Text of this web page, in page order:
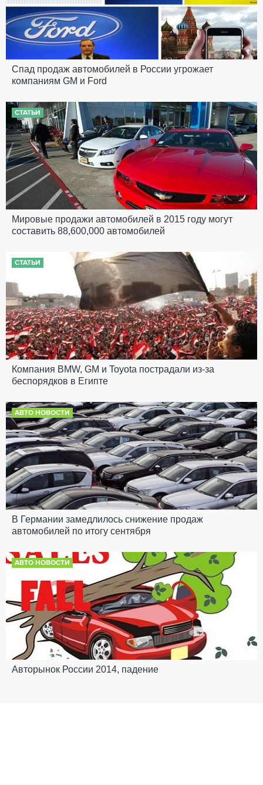
Спад продаж автомобилей в России угрожает
компаниям GM и Ford
СТАТЬИ
Мировые продажи автомобилей в 2015 году могут
составить 88,600,000 автомобилей
СТАТЬИ
Компания BMW, GM и Toyota пострадали из-за
беспорядков в Египте
АВТО НОВОСТИ
В Германии замедлилось снижение продаж
автомобилей по итогу сентября
АВТО НОВОСТИ
Авторынок России 2014, падение